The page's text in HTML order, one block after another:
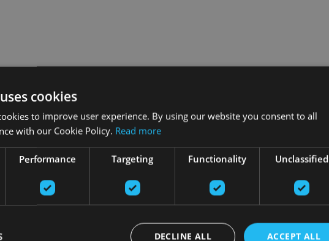
cookies
to improve user experience. By using our website you consent to all
with our Cookie Policy. Read more
Performance Targeting Functionality Unclassified
ACCEPT ALL
DECLINE ALL